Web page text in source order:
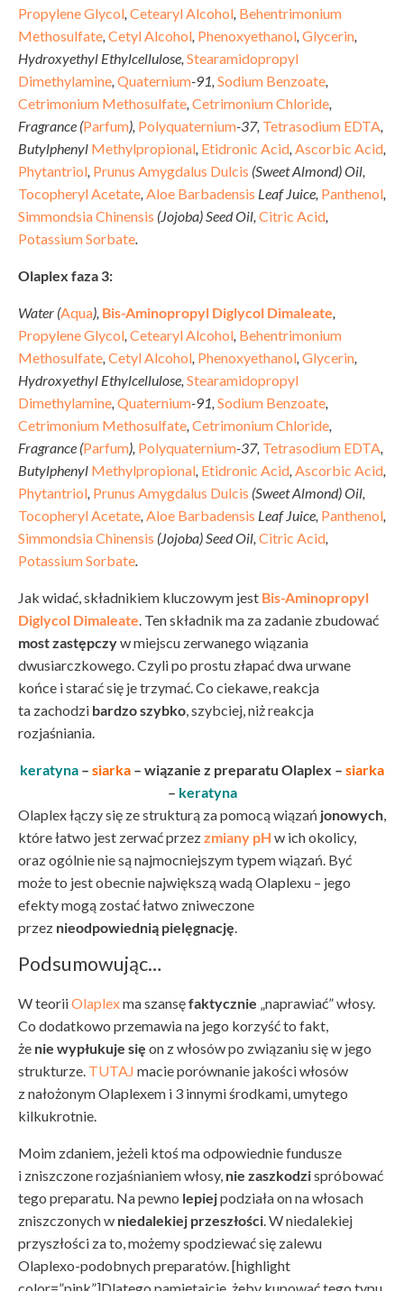
Propylene Glycol Cetearyl Alcohol Behentrimonium
Methosulfate Cetyl Alcohol Phenoxyethanol Glycerin
Hydroxyethyl Ethylcellulose, Stearamidopropyl
Dimethylamine Quaternium-91, Sodium Benzoate
Cetrimonium Methosulfate Cetrimonium Chloride
Fragrance (Parfum), Polyquaternium-37, Tetrasodium EDTA
Butylphenyl Methylpropional Etidronic Acid Ascorbic Acid
Phytantriol Prunus Amygdalus Dulcis (Sweet Almond) Oil,
Tocopheryl Acetate Aloe Barbadensis Leaf Juice, Panthenol
Simmondsia Chinensis (Jojoba) Seed Oil, Citric Acid
Potassium Sorbate
Olaplex faza 3:
Water (Aqua), Bis-Aminopropyl Diglycol Dimaleate
Propylene Glycol Cetearyl Alcohol Behentrimonium
Methosulfate Cetyl Alcohol Phenoxyethanol Glycerin
Hydroxyethyl Ethylcellulose, Stearamidopropyl
Dimethylamine Quaternium-91, Sodium Benzoate
Cetrimonium Methosulfate Cetrimonium Chloride
Fragrance (Parfum), Polyquaternium-37, Tetrasodium EDTA
Butylphenyl Methylpropional Etidronic Acid Ascorbic Acid
Phytantriol Prunus Amygdalus Dulcis (Sweet Almond) Oil,
Tocopheryl Acetate Aloe Barbadensis Leaf Juice, Panthenol
Simmondsia Chinensis (Jojoba) Seed Oil, Citric Acid
Potassium Sorbate
Jak widać, składnikiem kluczowym jest Bis-Aminopropyl
Diglycol Dimaleate . Ten składnik ma za zadanie zbudować
most zastępczyw miejscu zerwanego wiązania
dwusiarczkowego. Czyli po prostu złapać dwa urwane
końce i starać się je trzymać. Co ciekawe, reakcja
ta zachodzi bardzo szybko , szybciej, niż reakcja
rozjaśniania.
keratyna – siarka – wiązanie z preparatu Olaplex – siarka
– keratyna
Olaplex łączy się ze strukturą za pomocą wiązań jonowych
które łatwo jest zerwać przezzmiany pH w ich okolicy,
oraz ogólnie nie są najmocniejszym typem wiązań. Być
może to jest obecnie największą wadą Olaplexu – jego
efekty mogą zostać łatwo zniweczone
przez nieodpowiednią pielęgnację
Podsumowując…
W teoriiOlaplexma szansęfaktycznie „naprawiać” włosy.
Co dodatkowo przemawia na jego korzyść to fakt,
że nie wypłukuje się on z włosów po związaniu się w jego
strukturze. TUTAJ macie porównanie jakości włosów
z nałożonym Olaplexem i 3 innymi środkami, umytego
kilkukrotnie.
Moim zdaniem, jeżeli ktoś ma odpowiednie fundusze
i zniszczone rozjaśnianiem włosy, nie zaszkodzispróbować
tego preparatu. Na pewno lepiejpodziała on na włosach
zniszczonych w niedalekiej przeszłości . W niedalekiej
przyszłości za to, możemy spodziewać się zalewu
Olaplexo-podobnych preparatów. [highlight
color=”pink”]Dlatego pamiętajcie, żeby kupować tego typu